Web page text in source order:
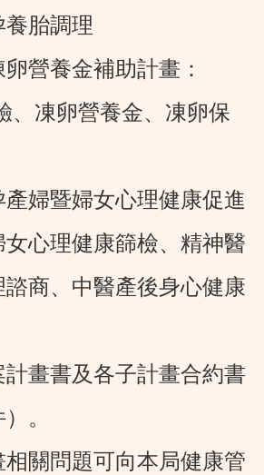
胎調理
營養金補助計畫 ：
、凍卵營養金、凍卵保
婦暨婦女心理健康促進
女心理健康篩檢、精神醫
商、中醫產後身心健康
畫書及各子計畫合約書
。
相關問題可向本局健康管